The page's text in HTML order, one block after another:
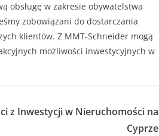
obsługę w zakresie obywatelstwa
zobowiązani do dostarczania
klientów. Z MMT-Schneider mogą
możliwości inwestycyjnych w
z Inwestycji w Nieruchomości na
Cyprze